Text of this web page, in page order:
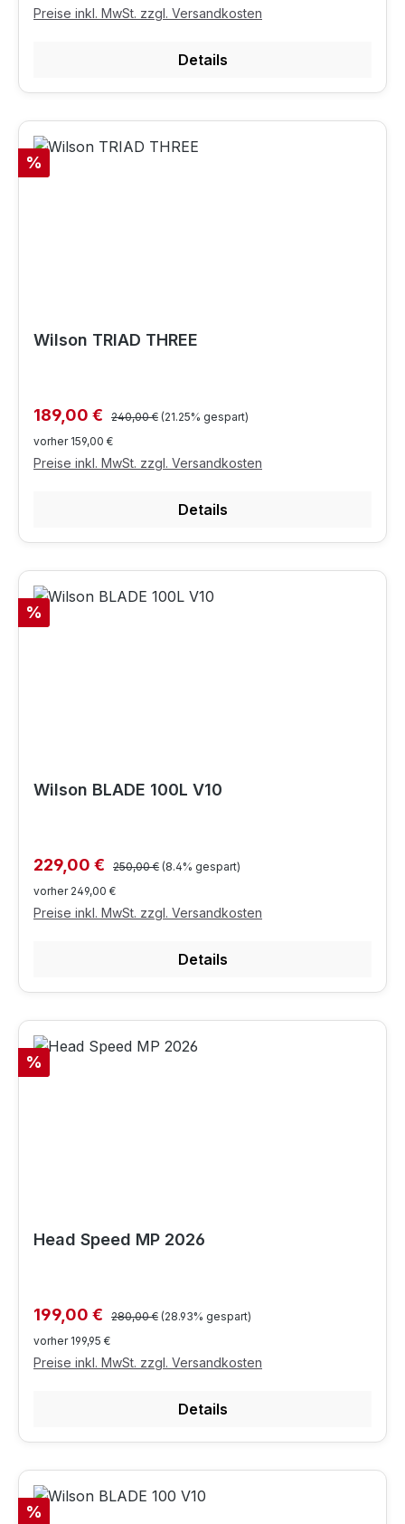
Preise inkl. MwSt. zzgl. Versandkosten
Details
Rabatt
%
Wilson TRIAD THREE
Verkaufspreis:
189,00 € Regulärer Preis:
240,00 € (21.25% gespart)
vorher 159,00 €
Preise inkl. MwSt. zzgl. Versandkosten
Details
Rabatt
%
Wilson BLADE 100L V10
Verkaufspreis:
229,00 € Regulärer Preis:
250,00 € (8.4% gespart)
vorher 249,00 €
Preise inkl. MwSt. zzgl. Versandkosten
Details
Rabatt
%
Head Speed MP 2026
Verkaufspreis:
199,00 € Regulärer Preis:
280,00 € (28.93% gespart)
vorher 199,95 €
Preise inkl. MwSt. zzgl. Versandkosten
Details
Rabatt
%